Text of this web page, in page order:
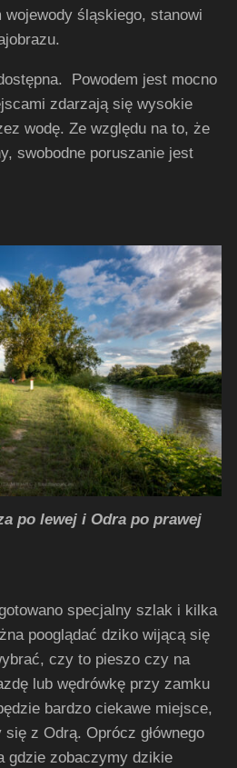
śląskiego, stanowi
Powodem jest mocno
zdarzają się wysokie
wodę. Ze względu na to, że
swobodne poruszanie jest
po lewej i Odra po prawej
specjalny szlak i kilka
pooglądać dziko wijącą się
czy to pieszo czy na
lub wędrówkę przy zamku
bardzo ciekawe miejsce,
z Odrą. Oprócz głównego
gdzie zobaczymy dzikie